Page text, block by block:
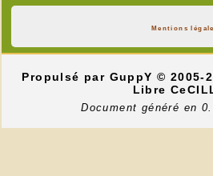
Mentions
Propulsé par GuppY© 2005-
Libre
Document généré en